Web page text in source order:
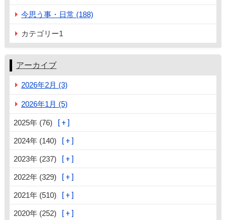
今思う事・日常 (188)
カテゴリー1
アーカイブ
2026年2月 (3)
2026年1月 (5)
2025年 (76)
2024年 (140)
2023年 (237)
2022年 (329)
2021年 (510)
2020年 (252)